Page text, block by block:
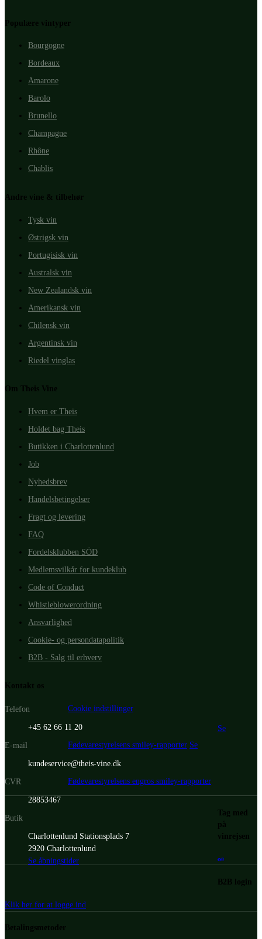
Populære vintyper
Bourgogne
Bordeaux
Amarone
Barolo
Brunello
Champagne
Rhône
Chablis
Andre vine & tilbehør
Tysk vin
Østrigsk vin
Portugisisk vin
Australsk vin
New Zealandsk vin
Amerikansk vin
Chilensk vin
Argentinsk vin
Riedel vinglas
Om Theis Vine
Hvem er Theis
Holdet bag Theis
Butikken i Charlottenlund
Job
Nyhedsbrev
Handelsbetingelser
Fragt og levering
FAQ
Fordelsklubben SÖD
Medlemsvilkår for kundeklub
Code of Conduct
Whistleblowerordning
Ansvarlighed
Cookie- og persondatapolitik
B2B - Salg til erhverv
Kontakt os
Telefon
+45 62 66 11 20
E-mail
kundeservice@theis-vine.dk
CVR
28853467
Butik
Charlottenlund Stationsplads 7
2920 Charlottenlund
Se åbningstider
Cookie indstillinger
Se
Fødevarestyrelsens smiley-rapporter Se
Fødevarestyrelsens engros smiley-rapporter
Tag med
på
vinrejsen
B2B login
Klik her for at logge ind
Betalingsmetoder